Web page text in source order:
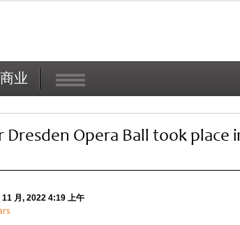
商业
Dresden Opera Ball took place
月, 2022 4:19 上午